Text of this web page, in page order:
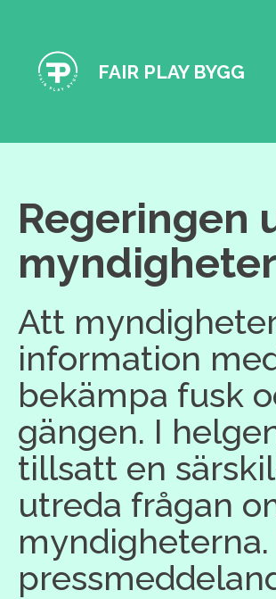
FAIR PLAY BYGG
Regeringen
myndigheter
Att
information
bekämpa fusk
gängen. I
tillsatt en
utreda frågan